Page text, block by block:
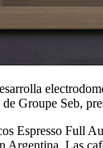
Groupe Seb,
Espresso Full
Argentina. Las